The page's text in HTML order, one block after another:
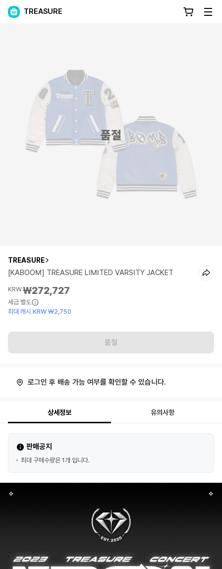
TREASURE
품절
TREASURE
[KABOOM] TREASURE LIMITED VARSITY JACKET
KRW₩272,727
세금 별도
최대 캐시 KRW ₩2,750
품절
로그인 후 배송 가능 여부를 확인할 수 있습니다.
상세정보 유의사항
판매공지
최대 구매수량은 1개 입니다.